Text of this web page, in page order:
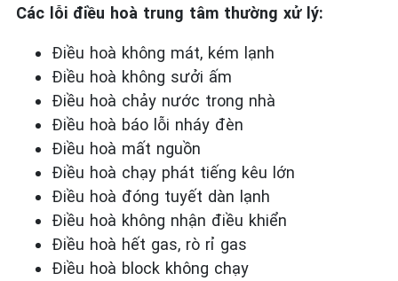
Các lỗi điều hoà trung tâm thường xử lý:
Điều hoà không mát, kém lạnh
Điều hoà không sưởi ấm
Điều hoà chảy nước trong nhà
Điều hoà báo lỗi nháy đèn
Điều hoà mất nguồn
Điều hoà chạy phát tiếng kêu lớn
Điều hoà đóng tuyết dàn lạnh
Điều hoà không nhận điều khiển
Điều hoà hết gas, rò rỉ gas
Điều hoà block không chạy